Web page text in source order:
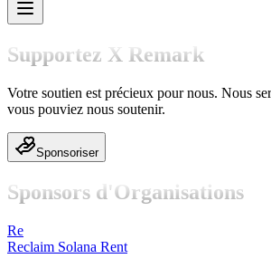
Supportez X Remark
Votre soutien est précieux pour nous. Nous
vous pouviez nous soutenir.
Sponsoriser
Sponsors d'Organisations
Re
Reclaim Solana Rent